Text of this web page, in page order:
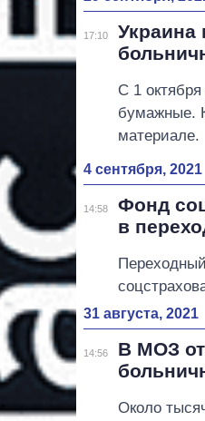
17:10
Украина
С 1
бумажные.
материале.
4 сентября, 2021
14:58
Фонд
в
31 августа, 2021
14:56
В МОЗ
Около